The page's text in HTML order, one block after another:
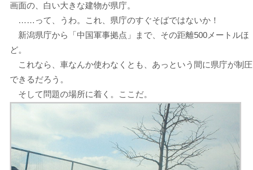
画面の、白い大きな建物が県庁。
……って、うわ。これ、県庁のすぐそばではないか！
新潟県庁から「中国軍事拠点」まで、その距離500メートルほ
ど。
これなら、車なんか使わなくとも、あっという間に県庁が制圧
できるだろう。
そして問題の場所に着く。ここだ。